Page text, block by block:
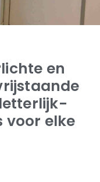
en
voor elke